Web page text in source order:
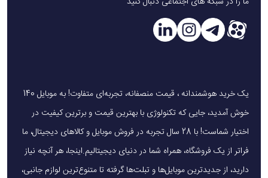
یک خرید هوشمندانه ، قیمت منصفانه، تجربه‌ای متفاوت! به موبایل 140
خوش آمدید، جایی که تکنولوژی با بهترین قیمت و برترین کیفیت در
اختیار شماست! با 28 سال تجربه در فروش موبایل و کالاهای دیجیتال، ما
فراتر از یک فروشگاه، همراه شما در دنیای دیجیتالیم.اینجا، هر آنچه نیاز
دارید، از جدیدترین موبایل‌ها و تبلت‌ها گرفته تا متنوع‌ترین لوازم جانبی،